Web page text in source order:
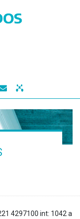

4297100 int: 1042 a